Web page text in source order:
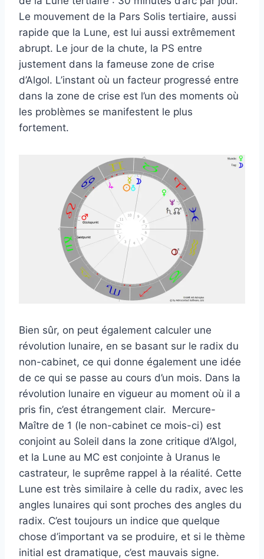
Le mouvement de la Pars Solis tertiaire, aussi
rapide que la Lune, est lui aussi extrêmement
abrupt. Le jour de la chute, la PS entre
justement dans la fameuse zone de crise
d’Algol. L’instant où un facteur progressé entre
dans la zone de crise est l’un des moments où
les problèmes se manifestent le plus
fortement.
Bien sûr, on peut également calculer une
révolution lunaire, en se basant sur le radix du
non-cabinet, ce qui donne également une idée
de ce qui se passe au cours d’un mois. Dans la
révolution lunaire en vigueur au moment où il a
pris fin, c’est étrangement clair. Mercure-
Maître de 1 (le non-cabinet ce mois-ci) est
conjoint au Soleil dans la zone critique d’Algol,
et la Lune au MC est conjointe à Uranus le
castrateur, le suprême rappel à la réalité. Cette
Lune est très similaire à celle du radix, avec les
angles lunaires qui sont proches des angles du
radix. C’est toujours un indice que quelque
chose d’important va se produire, et si le thème
initial est dramatique, c’est mauvais signe.